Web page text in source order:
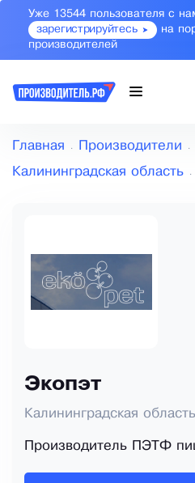
Уже 13544 пользователя с
зарегистрируйтесь
на
производителей
Главная Производители
Калининградская область
Экопэт
Калининградская
Производитель ПЭТФ